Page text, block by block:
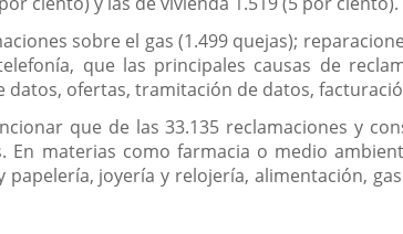
sobre el gas (1.499 quejas);
que las principales causas de
datos, ofertas, tramitación de datos,
que de las 33.135 reclamaciones y
En materias como farmacia o medio
papelería, joyería y relojería, alimentación,